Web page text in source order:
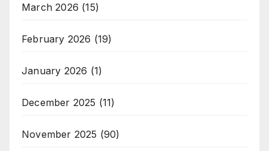
March 2026 (15)
February 2026 (19)
January 2026 (1)
December 2025 (11)
November 2025 (90)